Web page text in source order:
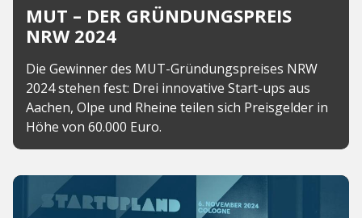
MUT – DER GRÜNDUNGSPREIS
NRW 2024
Die Gewinner des MUT-Gründungspreises NRW
2024 stehen fest: Drei innovative Start-ups aus
Aachen, Olpe und Rheine teilen sich Preisgelder in
Höhe von 60.000 Euro.